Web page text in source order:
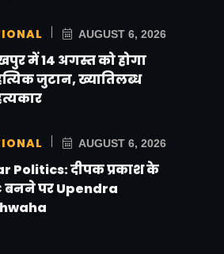
AUGUST 6, 2026
में 14 अगस्त को होगा
जुटान, ख्यातिलब्ध
AUGUST 6, 2026
Politics: दीपक प्रकाश के
बनने पर Upendra